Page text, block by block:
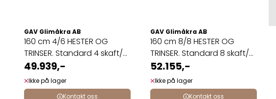
GAV Glimåkra AB
160 cm 4/6 HESTER OG
TRINSER. Standard 4 skaft/6
...
49.939,-
Ikke på lager
Kontakt oss
GAV Glimåkra AB
160 cm 8/8 HESTER OG
TRINSER. Standard 8 skaft/8
...
52.155,-
Ikke på lager
Kontakt oss